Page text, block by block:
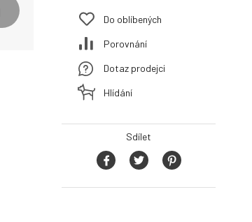
Do oblíbených
Porovnání
Dotaz prodejci
Hlídání
Sdílet